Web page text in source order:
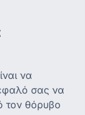
να
σας να
τον θόρυβο